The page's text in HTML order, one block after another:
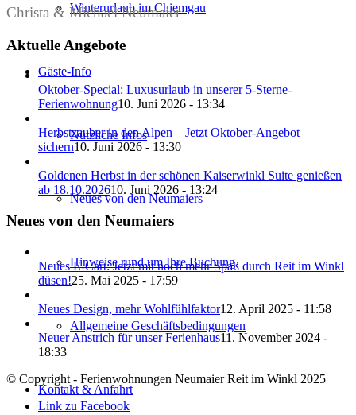
Winterurlaub im Chiemgau
Gäste-Info
Nützliche Infos
Neues von den Neumaiers
Hinweise rund um Ihre Buchung
Allgemeine Geschäftsbedingungen
Kontakt & Anfahrt
Christa & Michael Neumaier
Aktuelle Angebote
Oktober-Special: Luxusurlaub in unserer 5-Sterne-
Ferienwohnung10. Juni 2026 - 13:34
Herbstzauber in den Alpen – Jetzt Oktober-Angebot
sichern10. Juni 2026 - 13:30
Goldenen Herbst in der schönen Kaiserwinkl Suite genießen
ab 18.10.202610. Juni 2026 - 13:24
Neues von den Neumaiers
Neues E-Cart: Jetzt mit noch mehr Spaß durch Reit im Winkl
düsen!25. Mai 2025 - 17:59
Neues Design, mehr Wohlfühlfaktor12. April 2025 - 11:58
Neuer Anstrich für unser Ferienhaus11. November 2024 -
18:33
© Copyright - Ferienwohnungen Neumaier Reit im Winkl 2025
Link zu Facebook